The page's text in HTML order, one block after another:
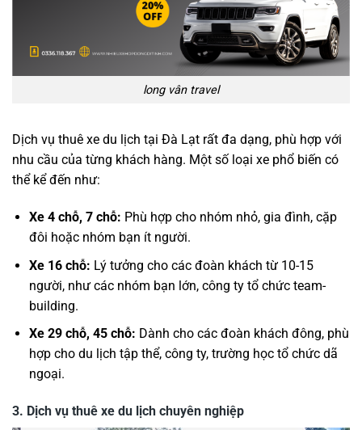
long vân travel
Dịch vụ thuê xe du lịch tại Đà Lạt rất đa dạng, phù hợp với
nhu cầu của từng khách hàng. Một số loại xe phổ biến có
thể kể đến như:
Xe 4 chỗ, 7 chỗ: Phù hợp cho nhóm nhỏ, gia đình, cặp
đôi hoặc nhóm bạn ít người.
Xe 16 chỗ: Lý tưởng cho các đoàn khách từ 10-15
người, như các nhóm bạn lớn, công ty tổ chức team-
building.
Xe 29 chỗ, 45 chỗ: Dành cho các đoàn khách đông, phù
hợp cho du lịch tập thể, công ty, trường học tổ chức dã
ngoại.
3. Dịch vụ thuê xe du lịch chuyên nghiệp